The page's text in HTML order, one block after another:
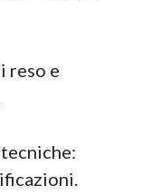
reso e